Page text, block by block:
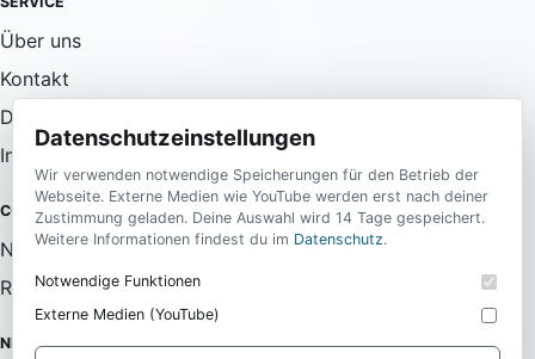
Über uns
Kontakt
Datenschutz
Impressum
COMMUNITY
Newsletter
RSS-Feed
NEWSLETTER
Datenschutzeinstellungen
Wir verwenden notwendige Speicherungen für den Betrieb der
Webseite. Externe Medien wie YouTube werden erst nach deiner
Zustimmung geladen. Deine Auswahl wird 14 Tage gespeichert.
Weitere Informationen findest du im Datenschutz.
Notwendige Funktionen
Externe Medien (YouTube)